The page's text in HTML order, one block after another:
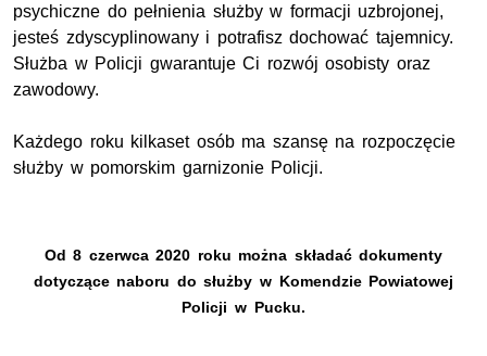
psychiczne do pełnienia służby w formacji uzbrojonej,
jesteś zdyscyplinowany i potrafisz dochować tajemnicy.
Służba w Policji gwarantuje Ci rozwój osobisty oraz
zawodowy.
Każdego roku kilkaset osób ma szansę na rozpoczęcie
służby w pomorskim garnizonie Policji.
Od 8 czerwca 2020 roku można składać dokumenty
dotyczące naboru do służby w Komendzie Powiatowej
Policji w Pucku.